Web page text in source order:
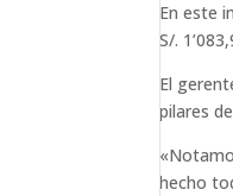
En este
S/.
El
pilares
hecho